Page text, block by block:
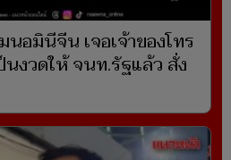
อมินีจีน เจอเจ้าของโทร
นงวดให้ จนท.รัฐแล้ว สั่ง